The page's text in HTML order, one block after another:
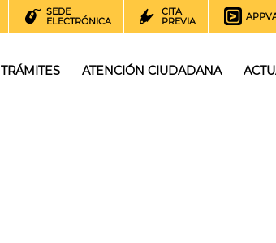
SEDE
ELECTRÓNICA
CITA
PREVIA
TRÁMITES ATENCIÓN CIUDADANA